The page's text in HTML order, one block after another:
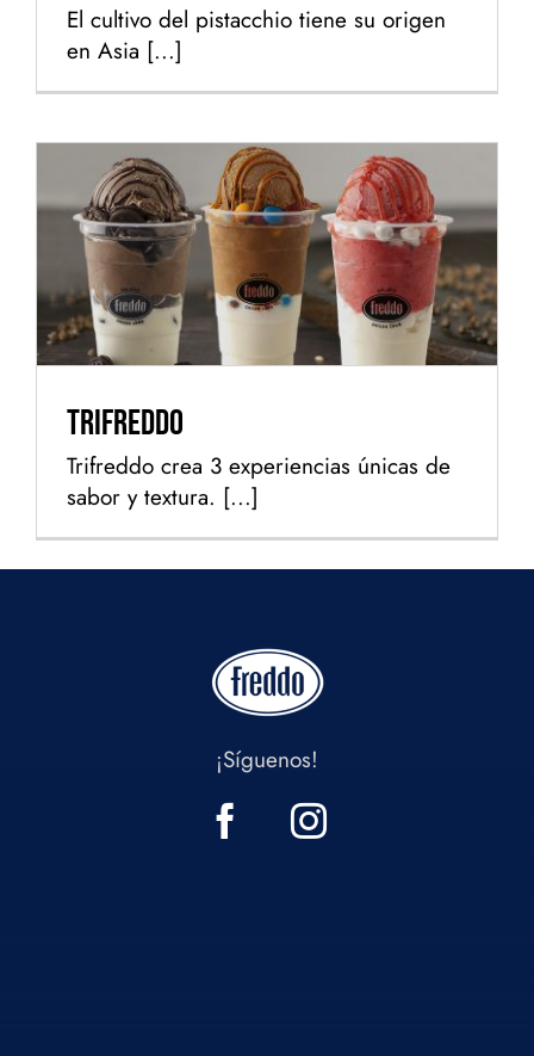
El cultivo del pistacchio tiene su origen
en Asia [...]
Trifreddo
Trifreddo
Trifreddo crea 3 experiencias únicas de
sabor y textura. [...]
¡Síguenos!